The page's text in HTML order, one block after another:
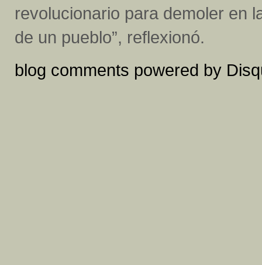
revolucionario para demoler en
de un pueblo”, reflexionó.
blog comments powered by